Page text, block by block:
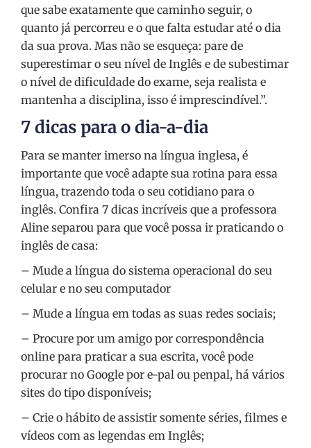
que sabe exatamente que caminho seguir, o
quanto já percorreu e o que falta estudar até o dia
da sua prova. Mas não se esqueça: pare de
superestimar o seu nível de Inglês e de subestimar
o nível de dificuldade do exame, seja realista e
mantenha a disciplina, isso é imprescindível.”.
7 dicas para o dia-a-dia
Para se manter imerso na língua inglesa, é
importante que você adapte sua rotina para essa
língua, trazendo toda o seu cotidiano para o
inglês. Confira 7 dicas incríveis que a professora
Aline separou para que você possa ir praticando o
inglês de casa:
– Mude a língua do sistema operacional do seu
celular e no seu computador
– Mude a língua em todas as suas redes sociais;
– Procure por um amigo por correspondência
online para praticar a sua escrita, você pode
procurar no Google por e-pal ou penpal, há vários
sites do tipo disponíveis;
– Crie o hábito de assistir somente séries, filmes e
vídeos com as legendas em Inglês;